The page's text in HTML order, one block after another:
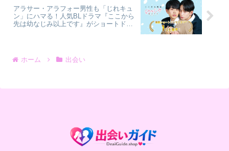
アラサー・アラフォー男性も「じれキュ
ン」にハマる！人気BLドラマ『ここから
先は幼なじみ以上です』がショートドラ
ホーム 出会い